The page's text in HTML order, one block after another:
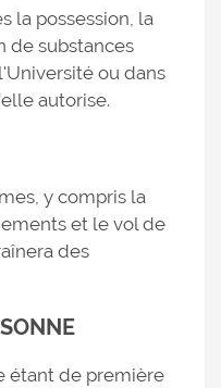
la possession, la
de substances
ou dans
autorise.
y compris la
et le vol de
des
étant de première